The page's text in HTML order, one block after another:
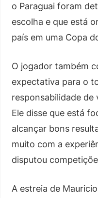
o Paraguai foram
escolha e que está
país em uma Copa
O jogador também
expectativa para o
responsabilidade de
Ele disse que está
alcançar bons
muito com a
disputou
A estreia de